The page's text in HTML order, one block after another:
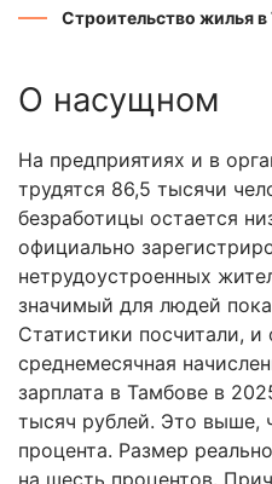
Строительство жилья
О насущном
На предприятиях и в
трудятся 86,5 тысячи
безработицы остается
официально
нетрудоустроенных
значимый для людей
Статистики посчитали, и
среднемесячная
зарплата в Тамбове в
тысяч рублей. Это выше,
процента. Размер
на шесть процентов.